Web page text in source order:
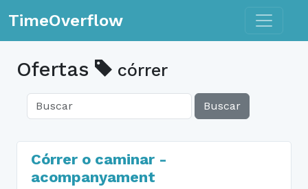
TimeOverflow Toggle
Ofertas córrer
Buscar
Córrer o caminar -
acompanyament